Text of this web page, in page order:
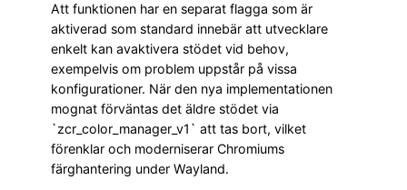
Att funktionen har en separat flagga som är
aktiverad som standard innebär att utvecklare
enkelt kan avaktivera stödet vid behov,
exempelvis om problem uppstår på vissa
konfigurationer. När den nya implementationen
mognat förväntas det äldre stödet via
`zcr_color_manager_v1` att tas bort, vilket
förenklar och moderniserar Chromiums
färghantering under Wayland.